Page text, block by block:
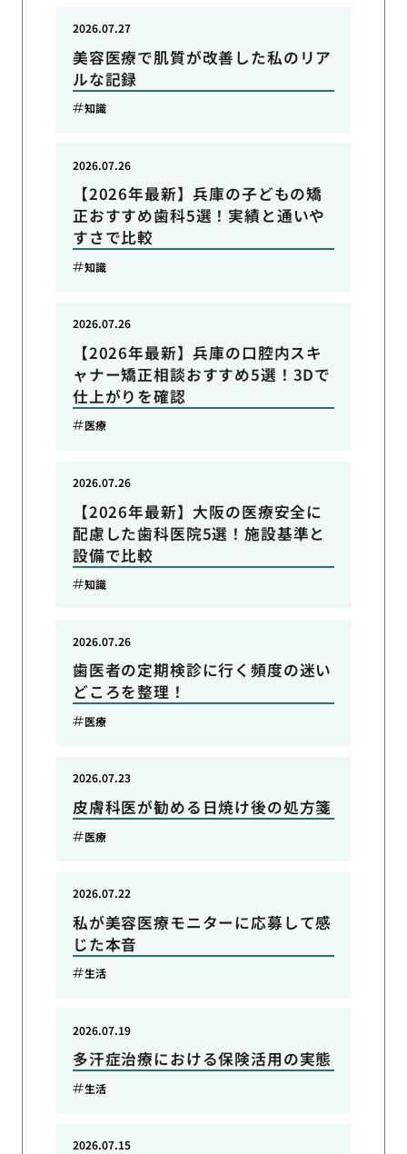
美容医療で肌質が改善した私のリア
ルな記録
2026.07.27
知識
【2026年最新】兵庫の子どもの矯
正おすすめ歯科5選！実績と通いや
すさで比較
2026.07.26
知識
【2026年最新】兵庫の口腔内スキ
ャナー矯正相談おすすめ5選！3Dで
仕上がりを確認
2026.07.26
医療
【2026年最新】大阪の医療安全に
配慮した歯科医院5選！施設基準と
設備で比較
2026.07.26
知識
歯医者の定期検診に行く頻度の迷い
どころを整理！
2026.07.26
医療
皮膚科医が勧める日焼け後の処方箋
2026.07.23
医療
私が美容医療モニターに応募して感
じた本音
2026.07.22
生活
多汗症治療における保険活用の実態
2026.07.19
生活
2026.07.15